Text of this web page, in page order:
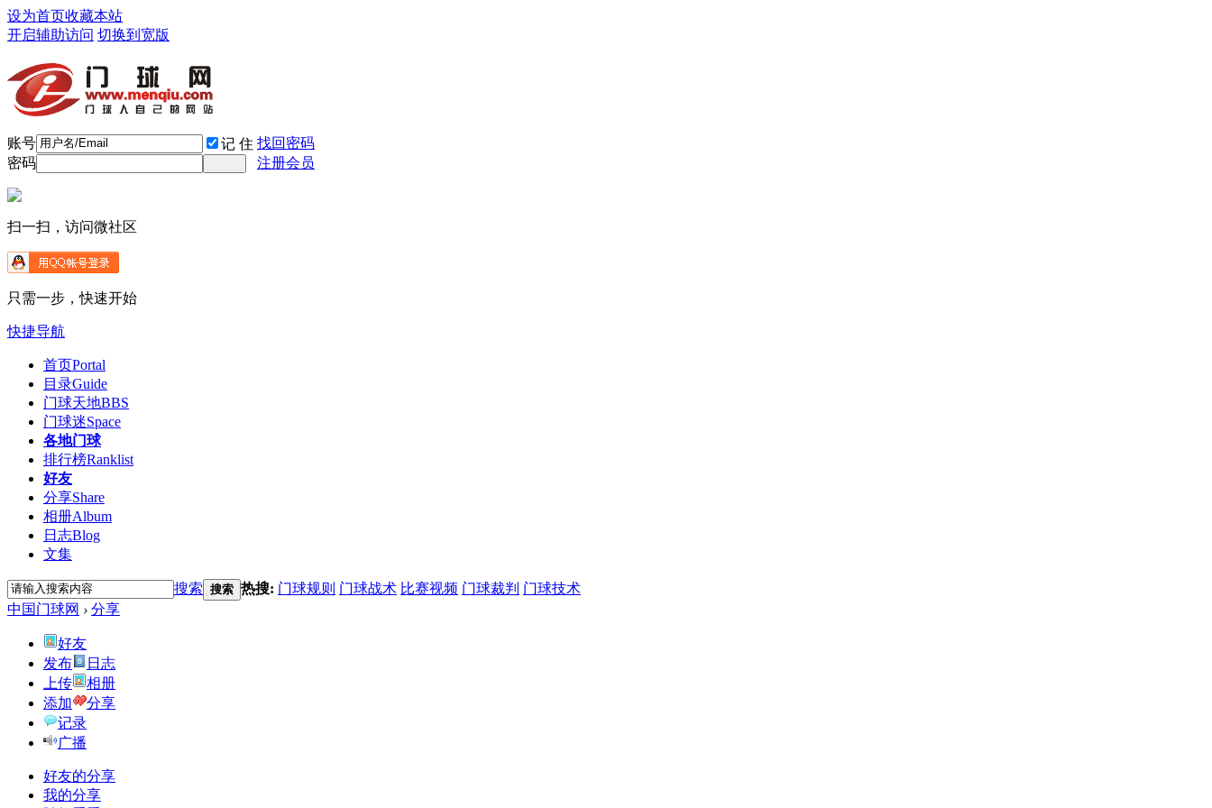
设为首页收藏本站
开启辅助访问 切换到宽版
账号 记 住 找回密码
密码
注册会员
扫一扫，访问微社区
只需一步，快速开始
快捷导航
首页Portal
目录Guide
门球天地BBS
门球迷Space
各地门球
排行榜Ranklist
好友
分享Share
相册Album
日志Blog
文集
搜索 搜索 热搜: 门球规则 门球战术 比赛视频 门球裁判 门球技术
中国门球网 › 分享
好友
发布
日志
上传
相册
添加
分享
记录
广播
好友的分享
我的分享